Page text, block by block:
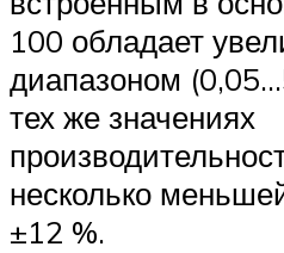
100 обладает
диапазоном
тех же значениях
несколько
±12 %.